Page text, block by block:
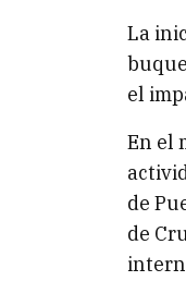
La
el
En el
de
de